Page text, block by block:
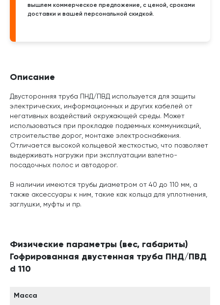
вышлем коммерческое предложение, с ценой, сроками
доставки и вашей персональной скидкой.
Описание
Двусторонняя труба ПНД/ПВД используется для защиты
электрических, информационных и других кабелей от
негативных воздействий окружающей среды. Может
использоваться при прокладке подземных коммуникаций,
строительстве дорог, монтаже электроснабжения.
Отличается высокой кольцевой жесткостью, что позволяет
выдерживать нагрузки при эксплуатации взлетно-
посадочных полос и автодорог.
В наличии имеются трубы диаметром от 40 до 110 мм, а
также аксессуары к ним, такие как кольца для уплотнения,
заглушки, муфты и пр.
Физические параметры (вес, габариты)
Гофрированная двустенная труба ПНД/ПВД
d 110
Масса